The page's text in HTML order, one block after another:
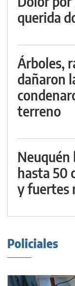
querida
Árboles,
dañaron
terreno
Neuquén
hasta 50
y fuertes
Policiales